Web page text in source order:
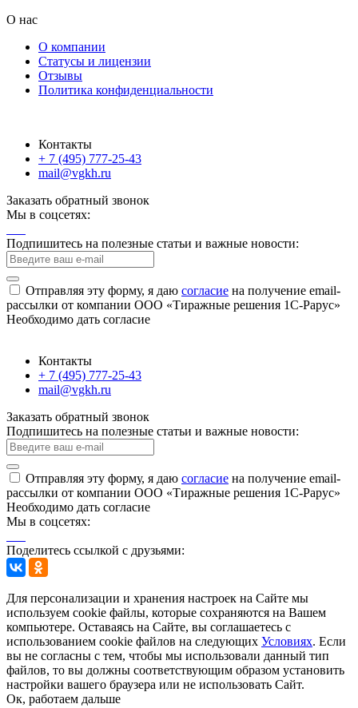
О нас
О компании
Статусы и лицензии
Отзывы
Политика конфиденциальности
Контакты
+ 7 (495) 777-25-43
mail@vgkh.ru
Заказать обратный звонок
Мы в соцсетях:
Подпишитесь на полезные статьи и важные новости:
Отправляя эту форму, я даю согласие на получение email-
рассылки от компании ООО «Тиражные решения 1С-Рарус»
Необходимо дать согласие
Контакты
+ 7 (495) 777-25-43
mail@vgkh.ru
Заказать обратный звонок
Подпишитесь на полезные статьи и важные новости:
Отправляя эту форму, я даю согласие на получение email-
рассылки от компании ООО «Тиражные решения 1С-Рарус»
Необходимо дать согласие
Мы в соцсетях:
Поделитесь ссылкой с друзьями:
Для персонализации и хранения настроек на Сайте мы
используем cookie файлы, которые сохраняются на Вашем
компьютере. Оставаясь на Сайте, вы соглашаетесь с
использованием cookie файлов на следующих Условиях. Если
вы не согласны с тем, чтобы мы использовали данный тип
файлов, то вы должны соответствующим образом установить
настройки вашего браузера или не использовать Сайт.
Ок, работаем дальше